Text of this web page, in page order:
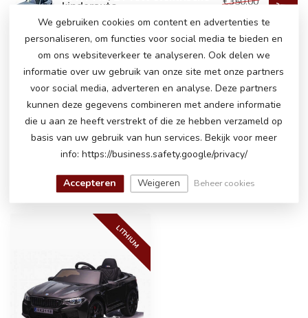
kinderauto
Op voorraad
€319,00
HEEFT U NOG VRAGEN OVER DIT
PRODUCT!
Neem gerust contact op met onze
klantenservice viainfo@atoys.be of+323 808
13 07. Wij helpen u graag verder!
RECENT BEKEKEN
LITHIUM
We gebruiken cookies om content en advertenties te
personaliseren, om functies voor social media te bieden en
om ons websiteverkeer te analyseren. Ook delen we
informatie over uw gebruik van onze site met onze partners
voor social media, adverteren en analyse. Deze partners
kunnen deze gegevens combineren met andere informatie
die u aan ze heeft verstrekt of die ze hebben verzameld op
basis van uw gebruik van hun services. Bekijk voor meer
info: https://business.safety.google/privacy/
Accepteren Weigeren Beheer cookies